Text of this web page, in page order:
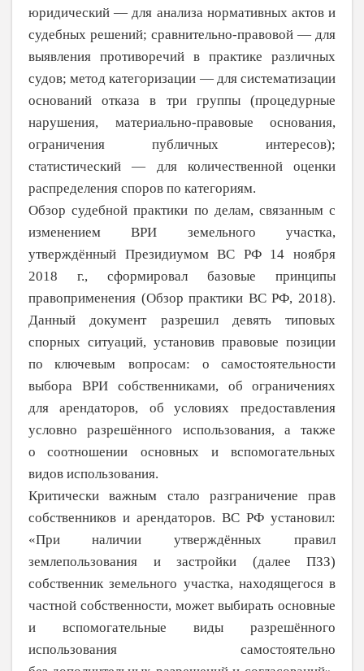
юридический — для анализа нормативных актов и
судебных решений; сравнительно-правовой — для
выявления противоречий в практике различных
судов; метод категоризации — для систематизации
оснований отказа в три группы (процедурные
нарушения, материально-правовые основания,
ограничения публичных интересов);
статистический — для количественной оценки
распределения споров по категориям.
Обзор судебной практики по делам, связанным с
изменением ВРИ земельного участка,
утверждённый Президиумом ВС РФ 14 ноября
2018 г., сформировал базовые принципы
правоприменения (Обзор прак­тики ВС РФ, 2018).
Данный документ разре­шил девять типовых
спорных ситуаций, установив правовые позиции
по
ключевым вопросам: о
самостоятельности
выбора ВРИ собственниками, об
ограничениях
для
арен­даторов, об
условиях предоставления
условно разрешённого использования, а также
о
соотношении основных и вспомога­тельных
видов использования.
Критически важным стало разграниче­ние прав
собственников и арендаторов. ВС РФ установил:
«При
наличии утверждённых правил
землепользования и застройки (далее ПЗЗ)
собственник земельного участка, нахо­дящегося в
частной собственности, может выбирать основные
и вспомогательные виды разрешённого
использования самостоя­тельно